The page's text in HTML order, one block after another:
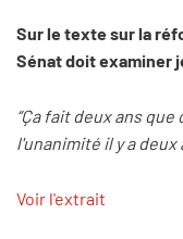
Sur le texte sur la
Sénat doit examiner
“Ça fait deux ans
l'unanimité il y a deux
Voir l'extrait